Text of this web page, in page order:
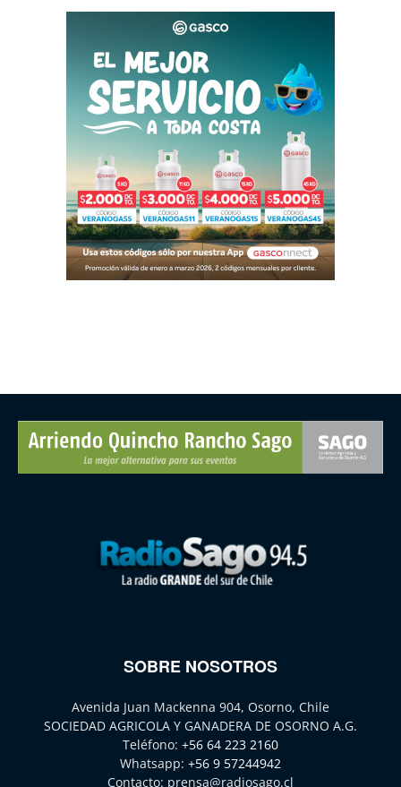
SOBRE NOSOTROS
Avenida Juan Mackenna 904, Osorno, Chile
SOCIEDAD AGRICOLA Y GANADERA DE OSORNO A.G.
Teléfono: +56 64 223 2160
Whatsapp: +56 9 57244942
Contacto: prensa@radiosago.cl